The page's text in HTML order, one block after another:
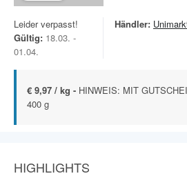
Leider verpasst!
Gültig: 18.03. -
01.04.
Händler:
€ 9,97 / kg - HINWEIS: MIT
400 g
HIGHLIGHTS